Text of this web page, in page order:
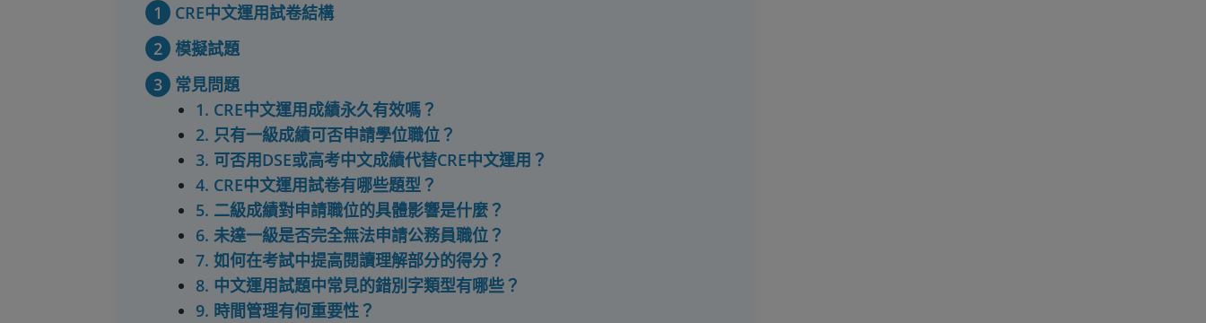
1
CRE中文運用試卷結構
2
模擬試題
3
常見問題
1. CRE中文運用成績永久有效嗎？
2. 只有一級成績可否申請學位職位？
3. 可否用DSE或高考中文成績代替CRE中文運用？
4. CRE中文運用試卷有哪些題型？
5. 二級成績對申請職位的具體影響是什麼？
6. 未達一級是否完全無法申請公務員職位？
7. 如何在考試中提高閱讀理解部分的得分？
8. 中文運用試題中常見的錯別字類型有哪些？
9. 時間管理有何重要性？